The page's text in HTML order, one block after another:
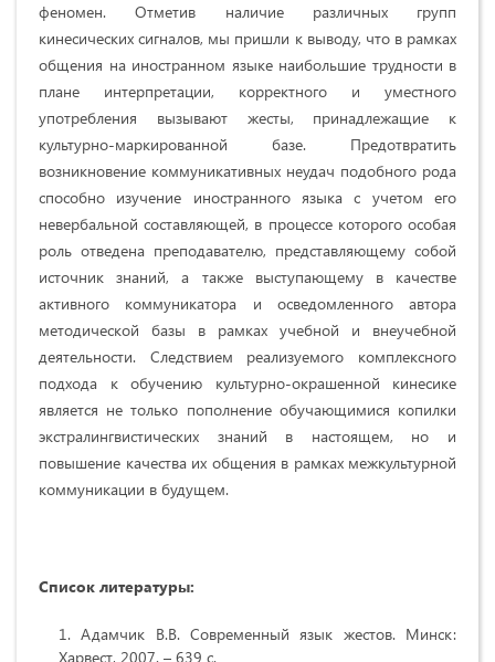
феномен. Отметив наличие различных групп
кинесических сигналов, мы пришли к выводу, что в рамках
общения на иностранном языке наибольшие трудности в
плане интерпретации, корректного и уместного
употребления вызывают жесты, принадлежащие к
культурно-маркированной базе. Предотвратить
возникновение коммуникативных неудач подобного рода
способно изучение иностранного языка с учетом его
невербальной составляющей, в процессе которого особая
роль отведена преподавателю, представляющему собой
источник знаний, а также выступающему в качестве
активного коммуникатора и осведомленного автора
методической базы в рамках учебной и внеучебной
деятельности. Следствием реализуемого комплексного
подхода к обучению культурно-окрашенной кинесике
является не только пополнение обучающимися копилки
экстралингвистических знаний в настоящем, но и
повышение качества их общения в рамках межкультурной
коммуникации в будущем.
Список литературы:
Адамчик В.В. Современный язык жестов. Минск:
Харвест, 2007. – 639 c.